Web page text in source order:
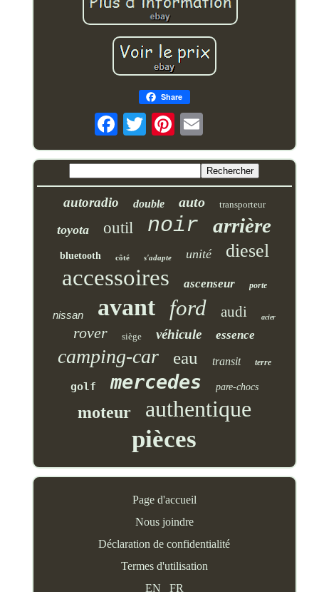
Share
autoradio double auto transporteur
toyota outil noir arrière
bluetooth côté s'adapte unité diesel
accessoires ascenseur porte
nissan avant ford audi acier
rover siège véhicule essence
camping-car eau transit terre
golf mercedes pare-chocs
moteur authentique
pièces
Page d'accueil
Nous joindre
Déclaration de confidentialité
Termes d'utilisation
EN
FR